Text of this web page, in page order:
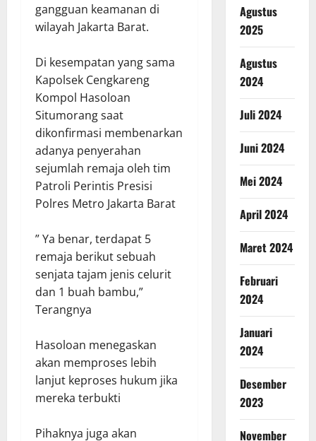
gangguan keamanan di
wilayah Jakarta Barat.
Di kesempatan yang sama
Kapolsek Cengkareng
Kompol Hasoloan
Situmorang saat
dikonfirmasi membenarkan
adanya penyerahan
sejumlah remaja oleh tim
Patroli Perintis Presisi
Polres Metro Jakarta Barat
” Ya benar, terdapat 5
remaja berikut sebuah
senjata tajam jenis celurit
dan 1 buah bambu,”
Terangnya
Hasoloan menegaskan
akan memproses lebih
lanjut keproses hukum jika
mereka terbukti
Pihaknya juga akan
Agustus
2025
Agustus
2024
Juli 2024
Juni 2024
Mei 2024
April 2024
Maret 2024
Februari
2024
Januari
2024
Desember
2023
November